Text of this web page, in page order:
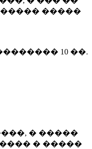
�����
10 ��.
� �����
� �����